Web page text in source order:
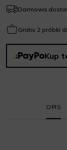
Darmowa
Gratis 2 próbki
Kup
OPIS